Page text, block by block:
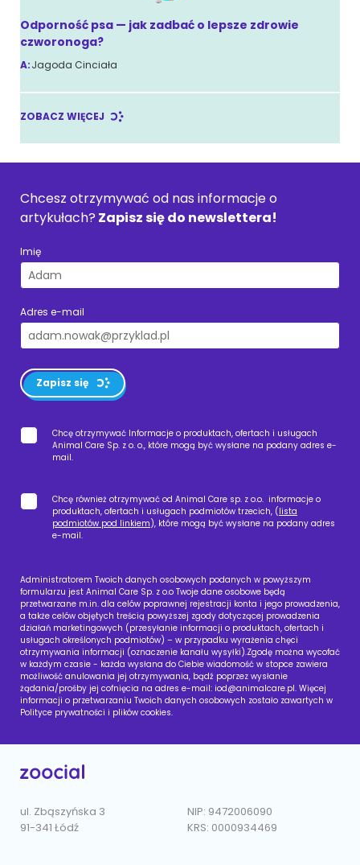
Odporność psa — jak zadbać o lepsze zdrowie
czworonoga?
A:Jagoda Cinciała
ZOBACZ WIĘCEJ
Chcesz otrzymywać od nas informacje o
artykułach? Zapisz się do newslettera!
Imię
Adres e-mail
Zapisz się
Chcę otrzymywać Informacje o produktach, ofertach i usługach
Animal Care Sp. z o. o., które mogą być wysłane na podany adres e-
mail.
Chcę również otrzymywać od Animal Care sp. z o.o. informacje o
produktach, ofertach i usługach podmiotów trzecich, (lista
podmiotów pod linkiem), które mogą być wysłane na podany adres
e-mail.
Administratorem Twoich danych osobowych podanych w powyższym
formularzu jest Animal Care Sp. z o.o Twoje dane osobowe będą
przetwarzane m.in. dla celów poprawnej rejestracji konta i jego prowadzenia,
a także celów objętych treścią powyższej zgody dotyczącej prowadzenia
działań marketingowych (przesyłanie informacji o produktach, ofertach i
usługach określonych podmiotów) – w przypadku wyrażenia chęci
otrzymywania informacji (oznaczenie kanału wysyłki).Zgodę można wycofać
w każdym czasie - każda wysłana do Ciebie wiadomość w stopce zawiera
możliwość anulowania jej otrzymywania, bądź poprzez wysłanie
żądania/prośby jej cofnięcia na adres e-mail: iod@animalcare.pl. Więcej
informacji o przetwarzaniu Twoich danych osobowych zostało zawartych w
Polityce prywatności i plików cookies.
ul. Zbąszyńska 3
91-341 Łódź
NIP: 9472006090
KRS: 0000934469